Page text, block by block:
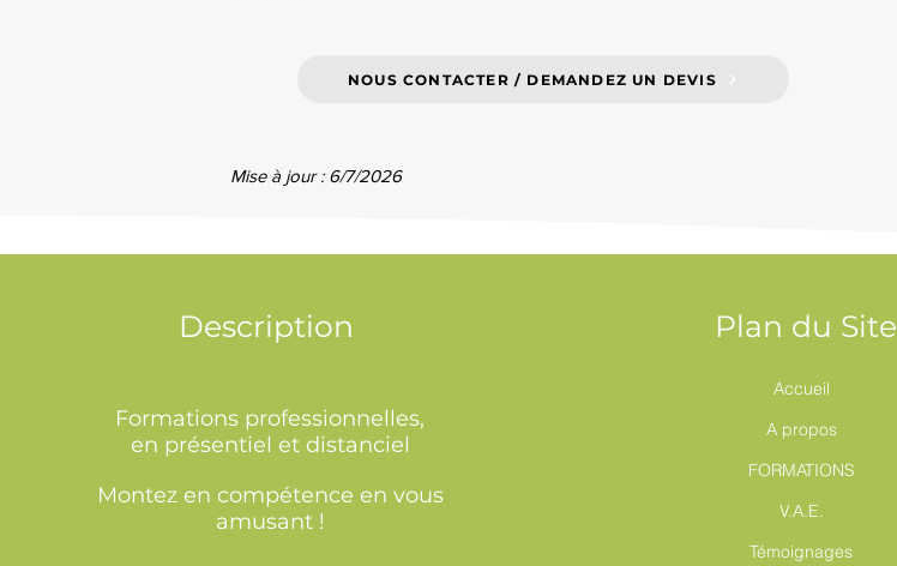
NOUS CONTACTER / DEMANDEZ UN DEVIS
Mise à jour : 6/7/2026
Description
Formations professionnelles,
en présentiel et distanciel
Montez en compétence en vous
amusant !
Plan du Site
Accueil
A propos
FORMATIONS
V.A.E.
Témoignages